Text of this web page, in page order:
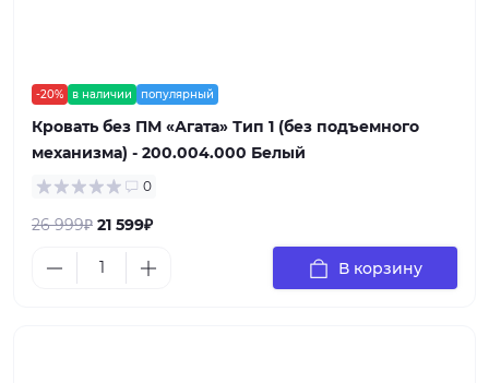
-20% в наличии популярный
Кровать без ПМ «Агата» Тип 1 (без подъемного
механизма) - 200.004.000 Белый
0
26 999₽ 21 599₽
В корзину